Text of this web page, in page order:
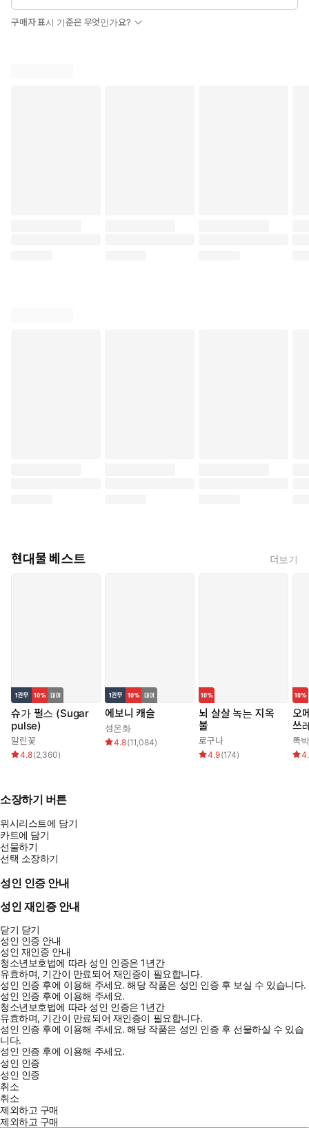
구매자 표시 기준은 무엇인가요?
현대물 베스트 더보기
슈가 펄스 (Sugar
pulse)
말린꽃
4.8(2,360)
에보니 캐슬
섬온화
4.8(11,084)
뇌 살살 녹는 지옥
불
로구나
4.9(174)
오
쓰
똑
소장하기 버튼
위시리스트에 담기
카트에 담기
선물하기
선택 소장하기
성인 인증 안내
성인 재인증 안내
닫기 닫기
성인 인증 안내
성인 재인증 안내
청소년보호법에 따라 성인 인증은 1년간
유효하며, 기간이 만료되어 재인증이 필요합니다.
성인 인증 후에 이용해 주세요.해당 작품은 성인 인증 후 보실 수 있습니다.
성인 인증 후에 이용해 주세요.
청소년보호법에 따라 성인 인증은 1년간
유효하며, 기간이 만료되어 재인증이 필요합니다.
성인 인증 후에 이용해 주세요.해당 작품은 성인 인증 후 선물하실 수 있습
니다.
성인 인증 후에 이용해 주세요.
성인 인증
성인 인증
취소
취소
제외하고 구매
제외하고 구매